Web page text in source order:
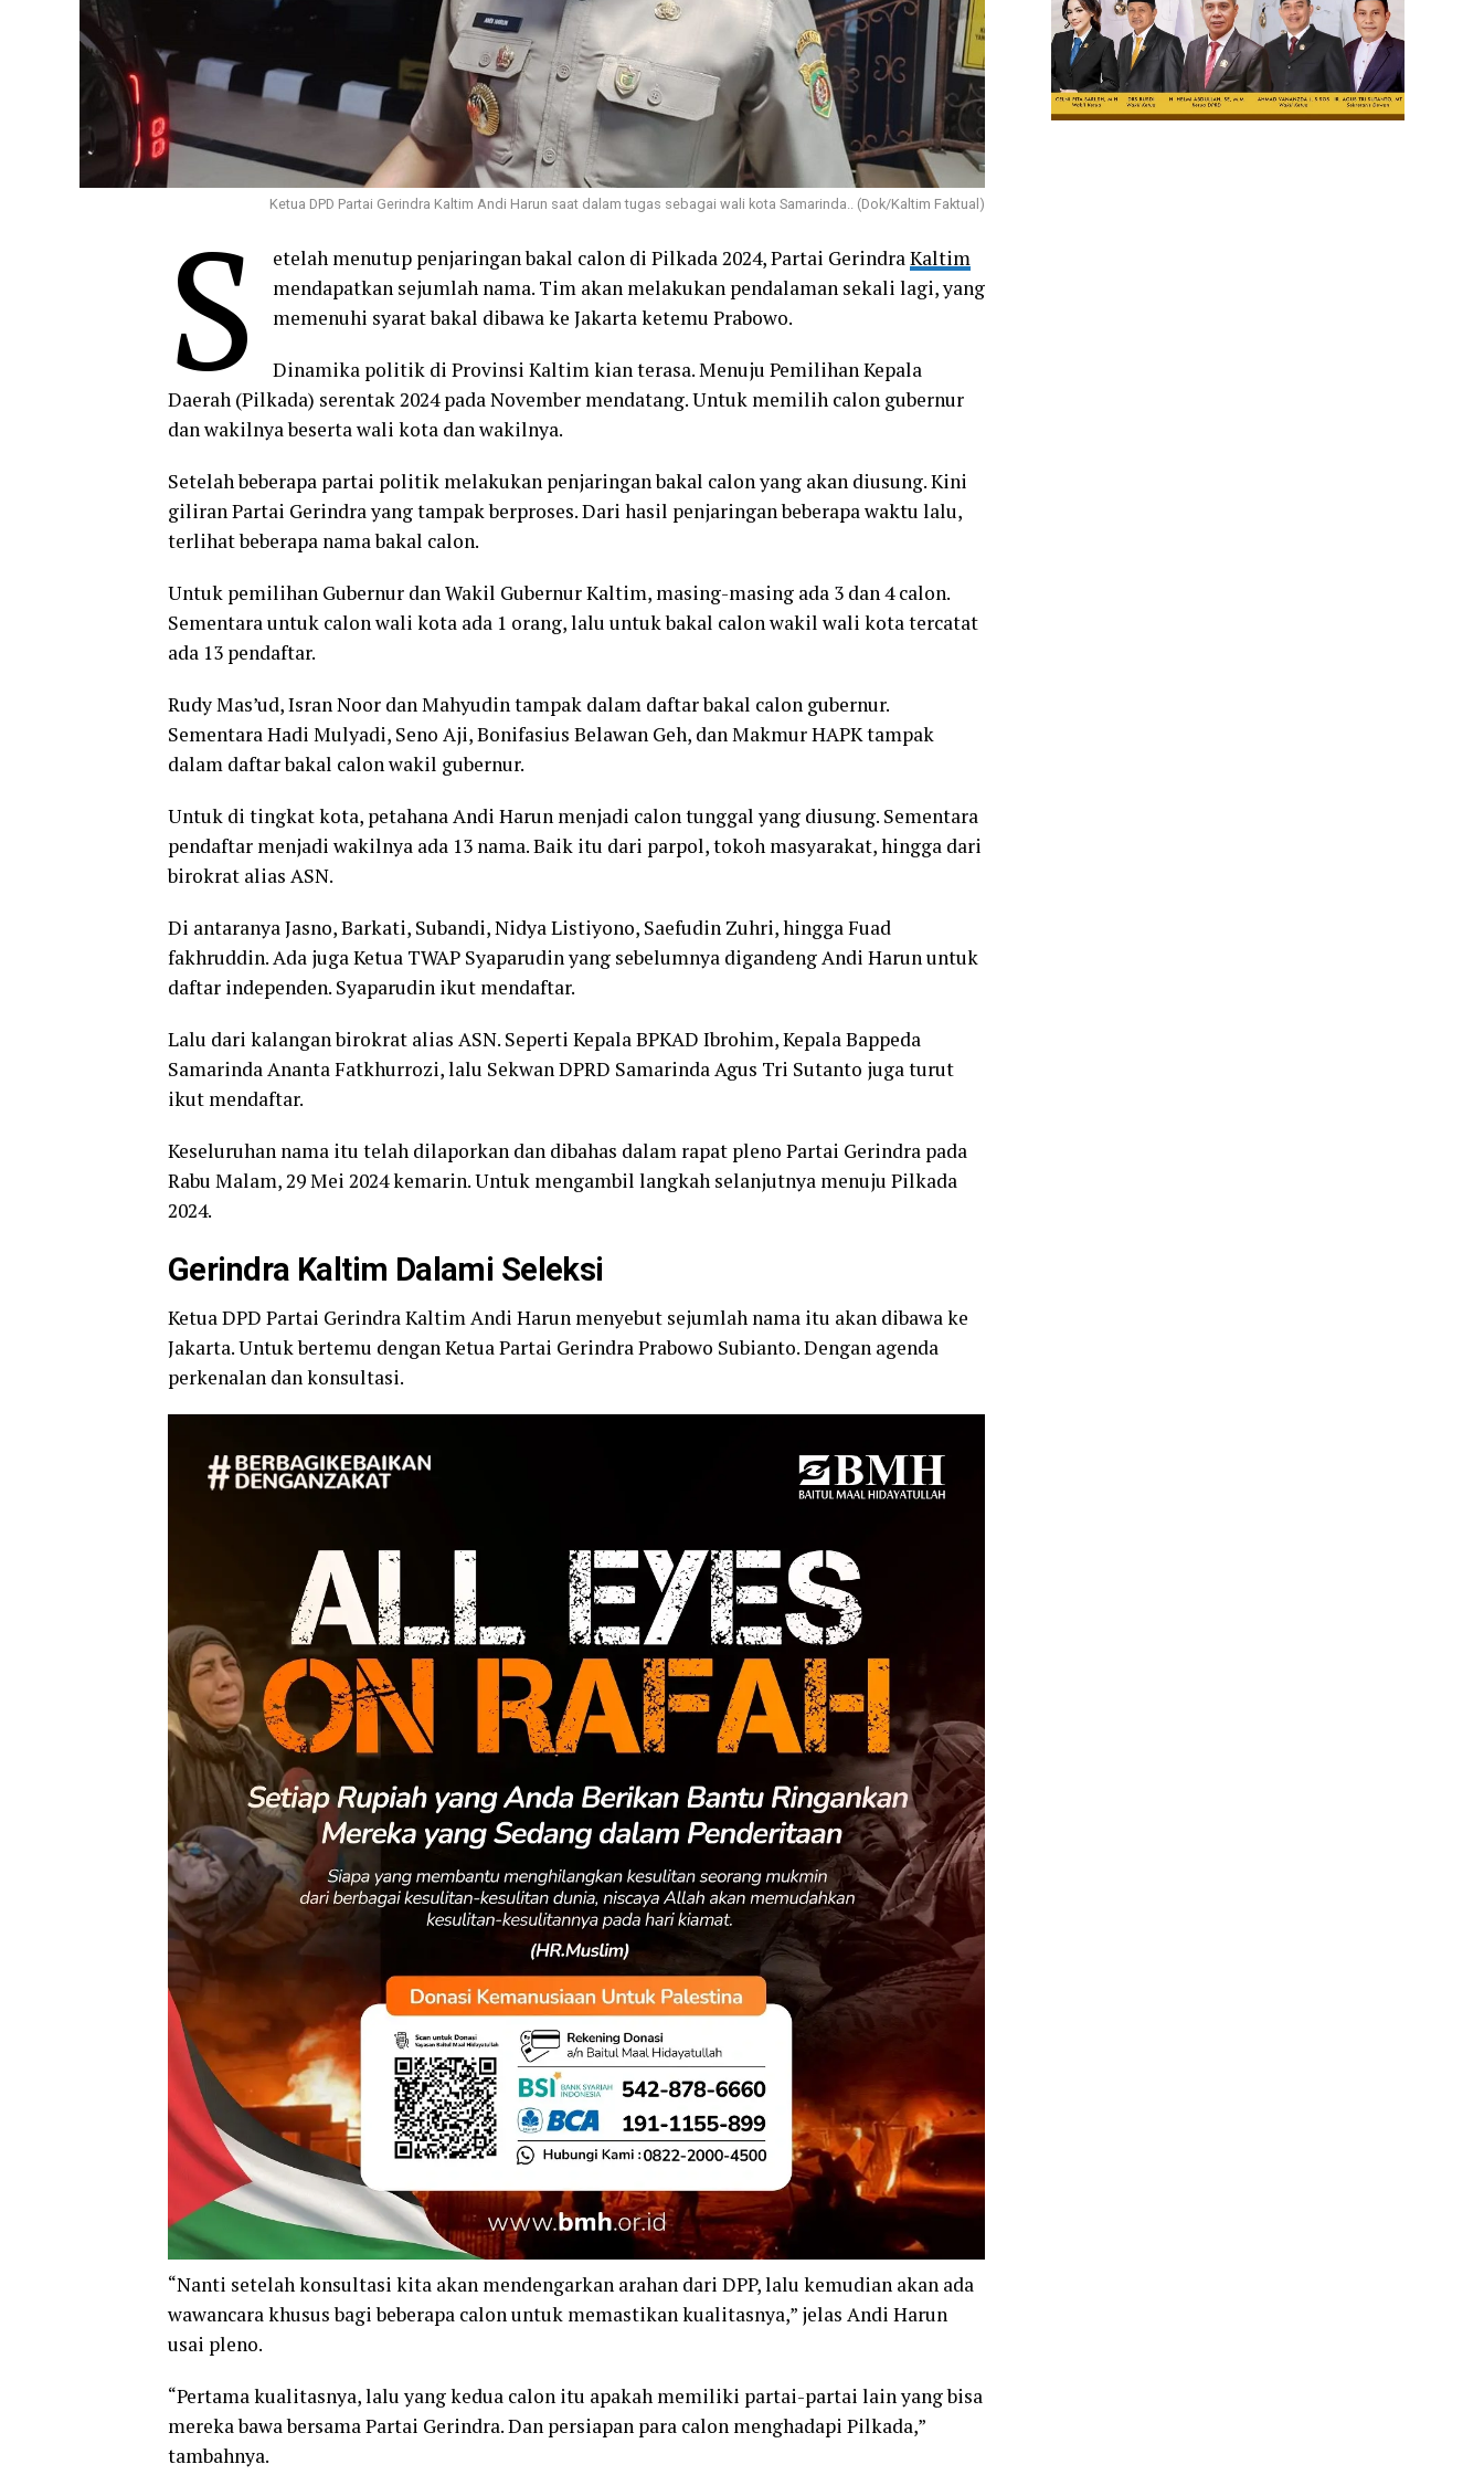
Ketua DPD Partai Gerindra Kaltim Andi Harun saat dalam tugas sebagai wali kota Samarinda.. (Dok/Kaltim Faktual)
S etelah menutup penjaringan bakal calon di Pilkada 2024, Partai GerindraKaltim
mendapatkan sejumlah nama. Tim akan melakukan pendalaman sekali lagi, yang
memenuhi syarat bakal dibawa ke Jakarta ketemu Prabowo.
Dinamika politik di Provinsi Kaltim kian terasa. Menuju Pemilihan Kepala
Daerah (Pilkada) serentak 2024 pada November mendatang. Untuk memilih calon gubernur
dan wakilnya beserta wali kota dan wakilnya.
Setelah beberapa partai politik melakukan penjaringan bakal calon yang akan diusung. Kini
giliran Partai Gerindra yang tampak berproses. Dari hasil penjaringan beberapa waktu lalu,
terlihat beberapa nama bakal calon.
Untuk pemilihan Gubernur dan Wakil Gubernur Kaltim, masing-masing ada 3 dan 4 calon.
Sementara untuk calon wali kota ada 1 orang, lalu untuk bakal calon wakil wali kota tercatat
ada 13 pendaftar.
Rudy Mas’ud, Isran Noor dan Mahyudin tampak dalam daftar bakal calon gubernur.
Sementara Hadi Mulyadi, Seno Aji, Bonifasius Belawan Geh, dan Makmur HAPK tampak
dalam daftar bakal calon wakil gubernur.
Untuk di tingkat kota, petahana Andi Harun menjadi calon tunggal yang diusung. Sementara
pendaftar menjadi wakilnya ada 13 nama. Baik itu dari parpol, tokoh masyarakat, hingga dari
birokrat alias ASN.
Di antaranya Jasno, Barkati, Subandi, Nidya Listiyono, Saefudin Zuhri, hingga Fuad
fakhruddin. Ada juga Ketua TWAP Syaparudin yang sebelumnya digandeng Andi Harun untuk
daftar independen. Syaparudin ikut mendaftar.
Lalu dari kalangan birokrat alias ASN. Seperti Kepala BPKAD Ibrohim, Kepala Bappeda
Samarinda Ananta Fatkhurrozi, lalu Sekwan DPRD Samarinda Agus Tri Sutanto juga turut
ikut mendaftar.
Keseluruhan nama itu telah dilaporkan dan dibahas dalam rapat pleno Partai Gerindra pada
Rabu Malam, 29 Mei 2024 kemarin. Untuk mengambil langkah selanjutnya menuju Pilkada
2024.
Gerindra Kaltim Dalami Seleksi
Ketua DPD Partai Gerindra Kaltim Andi Harun menyebut sejumlah nama itu akan dibawa ke
Jakarta. Untuk bertemu dengan Ketua Partai Gerindra Prabowo Subianto. Dengan agenda
perkenalan dan konsultasi.
“Nanti setelah konsultasi kita akan mendengarkan arahan dari DPP, lalu kemudian akan ada
wawancara khusus bagi beberapa calon untuk memastikan kualitasnya,” jelas Andi Harun
usai pleno.
“Pertama kualitasnya, lalu yang kedua calon itu apakah memiliki partai-partai lain yang bisa
mereka bawa bersama Partai Gerindra. Dan persiapan para calon menghadapi Pilkada,”
tambahnya.